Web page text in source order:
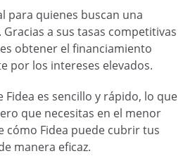
para quienes buscan una
a sus tasas competitivas
obtener el financiamiento
por los intereses elevados.
Fidea es sencillo y rápido, lo que
que necesitas en el menor
cómo Fidea puede cubrir tus
manera eficaz.